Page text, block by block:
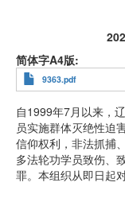
简体字A4版
9363.pdf
自1999年7月以来，
员实施群体灭绝性迫
信仰权利，非法抓捕
多法轮功学员致伤、
罪。本组织从即日起